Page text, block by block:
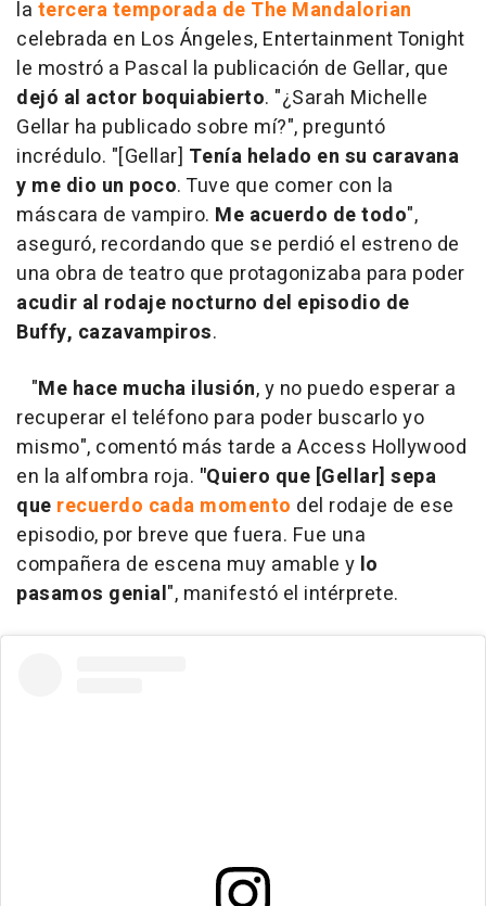
la tercera temporada de The Mandalorian
celebrada en Los Ángeles, Entertainment Tonight
le mostró a Pascal la publicación de Gellar, que
dejó al actor boquiabierto. "¿Sarah Michelle
Gellar ha publicado sobre mí?", preguntó
incrédulo. "[Gellar] Tenía helado en su caravana
y me dio un poco. Tuve que comer con la
máscara de vampiro. Me acuerdo de todo",
aseguró, recordando que se perdió el estreno de
una obra de teatro que protagonizaba para poder
acudir al rodaje nocturno del episodio de
Buffy, cazavampiros.
"Me hace mucha ilusión, y no puedo esperar a
recuperar el teléfono para poder buscarlo yo
mismo", comentó más tarde a Access Hollywood
en la alfombra roja. "Quiero que [Gellar] sepa
que recuerdo cada momento del rodaje de ese
episodio, por breve que fuera. Fue una
compañera de escena muy amable y lo
pasamos genial", manifestó el intérprete.